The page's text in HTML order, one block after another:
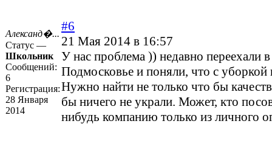
Александ�...
Статус —
Школьник
Сообщений:
6
Регистрация:
28 Января
2014
#6
21 Мая 2014 в 16:57
У нас проблема )) недавно переехали
Подмосковье и поняли, что с уборкой
Нужно найти не только что бы
бы ничего не украли. Может, кто
нибудь компанию только из личного